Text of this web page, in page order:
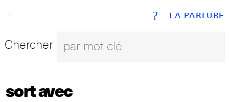
LA PARLURE
+ ?
Chercher
sort avec